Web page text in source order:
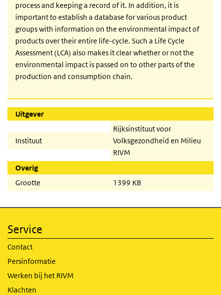
process and keeping a record of it. In addition, it is
important to establish a database for various product
groups with information on the environmental impact of
products over their entire life-cycle. Such a Life Cycle
Assessment (LCA) also makes it clear whether or not the
environmental impact is passed on to other parts of the
production and consumption chain.
Uitgever
Instituut
Rijksinstituut voor
Volksgezondheid en Milieu
RIVM
Overig
Grootte
1399 KB
Service
Contact
Persinformatie
Werken bij het RIVM
Klachten